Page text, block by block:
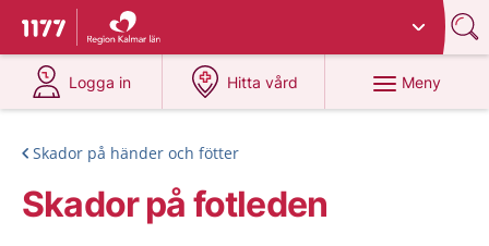
Till startsidan för 1177
Du har valt region
Logga in
på 1177.se
Hitta vård
på 1177.se
Meny
Skador på händer och fötter
Skador på fotleden